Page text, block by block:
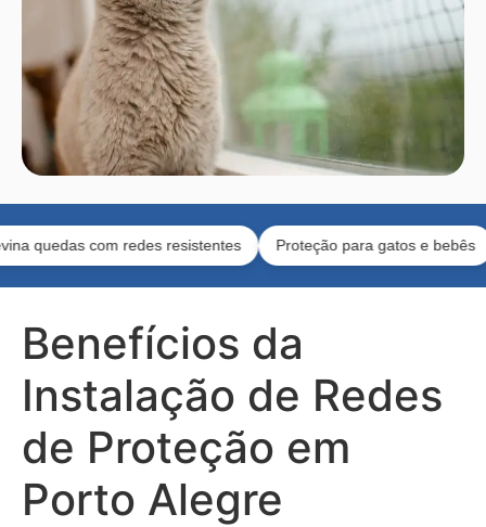
com redes resistentes Proteção para gatos e bebês
Benefícios da
Instalação de Redes
de Proteção em
Porto Alegre